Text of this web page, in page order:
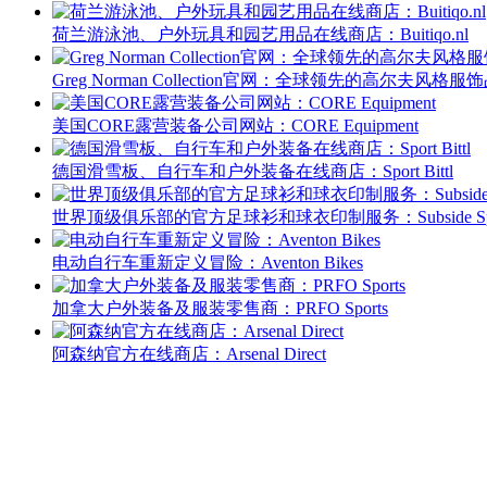
荷兰游泳池、户外玩具和园艺用品在线商店：Buitiqo.nl
Greg Norman Collection官网：全球领先的高尔夫风格服
美国CORE露营装备公司网站：CORE Equipment
德国滑雪板、自行车和户外装备在线商店：Sport Bittl
世界顶级俱乐部的官方足球衫和球衣印制服务：Subside
电动自行车重新定义冒险：Aventon Bikes
加拿大户外装备及服装零售商：PRFO Sports
阿森纳官方在线商店：Arsenal Direct